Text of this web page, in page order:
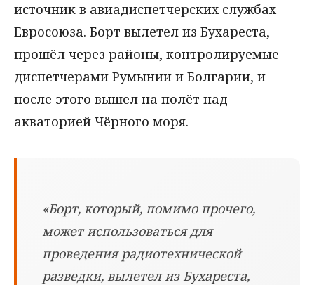
источник в авиадиспетчерских службах
Евросоюза. Борт вылетел из Бухареста,
прошёл через районы, контролируемые
диспетчерами Румынии и Болгарии, и
после этого вышел на полёт над
акваторией Чёрного моря.
«Борт, который, помимо прочего,
может использоваться для
проведения радиотехнической
разведки, вылетел из Бухареста,